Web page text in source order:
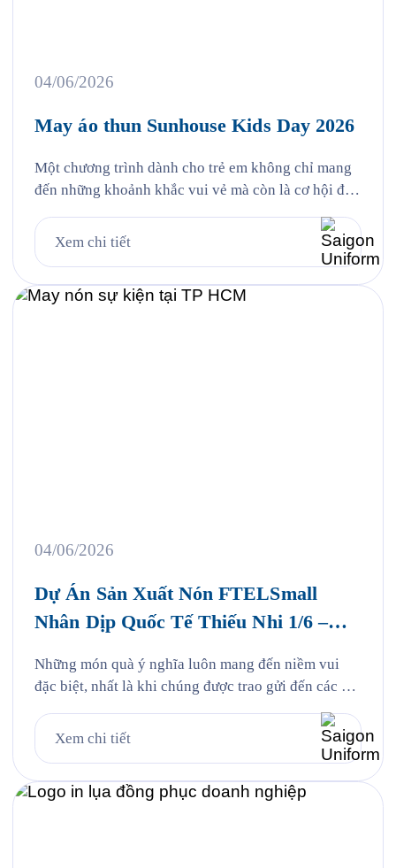
04/06/2026
May áo thun Sunhouse Kids Day 2026
Một chương trình dành cho trẻ em không chỉ mang
đến những khoảnh khắc vui vẻ mà còn là cơ hội để
kế đồng phục ấn tượng. Đồng hành cùng sự kiện
SUNHOUSE KIDS DAY 2026, Saigon Uniform tự
Xem chi tiết
04/06/2026
Dự Án Sản Xuất Nón FTELSmall
Nhân Dịp Quốc Tế Thiếu Nhi 1/6 –
Những món quà ý nghĩa luôn mang đến niềm vui
đặc biệt, nhất là khi chúng được trao gửi đến các em
nhỏ bằng tất cả sự yêu thương và quan tâm. Nhân
dịp Quốc tế Thiếu nhi 1/6, Saigon Uniform rất vinh
dự được đồng hành cùng FPT Telecom trong dự án
Xem chi tiết